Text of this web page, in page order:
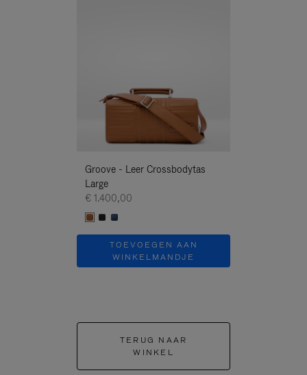
Groove - Leer Crossbodytas
Large
€ 1.400,00
TOEVOEGEN AAN
WINKELMANDJE
TERUG NAAR
WINKEL